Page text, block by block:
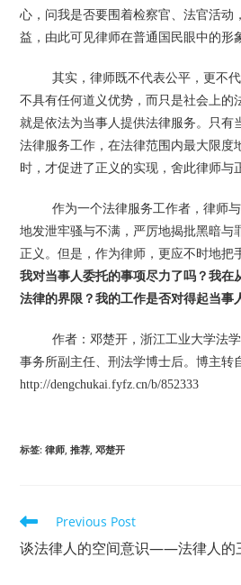
心，问我是否要围着检察官、法官活动
益，由此可见律师在普通国民眼中的形
其实，律师既不代表公平，更不
不具有任何道义优势，而只是社会上的
就是依法为当事人提供法律服务。只有
法律服务工作，在法律范围内最大限度
时，才促进了正义的实现，舍此律师与
作为一个法律服务工作者，律师
地发泄牢骚与不满，严厉地揭批黑暗与
正义。但是，作为律师，更应不时地把
我对当事人委托的事项尽力了吗？我在
法律的界限？我的工作是否对得起当事
作者：邓楚开，浙江工业大学法
事务所副主任、刑法学博士后。博主转
http://dengchukai.fyfz.cn/b/852333
标签:律师, 推荐, 邓楚开
Read
more
articles
Previous Post
谈法律人的空间意识——法律人的